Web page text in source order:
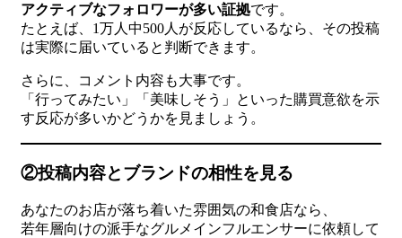
アクティブなフォロワーが多い証拠です。
たとえば、1万人中500人が反応しているなら、その投稿
は実際に届いていると判断できます。
さらに、コメント内容も大事です。
「行ってみたい」「美味しそう」といった購買意欲を示
す反応が多いかどうかを見ましょう。
②投稿内容とブランドの相性を見る
あなたのお店が落ち着いた雰囲気の和食店なら、
若年層向けの派手なグルメインフルエンサーに依頼して